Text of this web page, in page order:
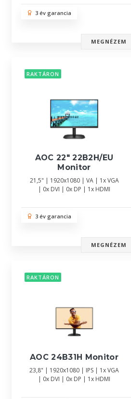
3 év garancia
MEGNÉZEM
RAKTÁRON
AOC 22" 22B2H/EU
Monitor
21,5" | 1920x1080 | VA | 1x VGA
| 0x DVI | 0x DP | 1x HDMI
3 év garancia
MEGNÉZEM
RAKTÁRON
AOC 24B31H Monitor
23,8" | 1920x1080 | IPS | 1x VGA
| 0x DVI | 0x DP | 1x HDMI